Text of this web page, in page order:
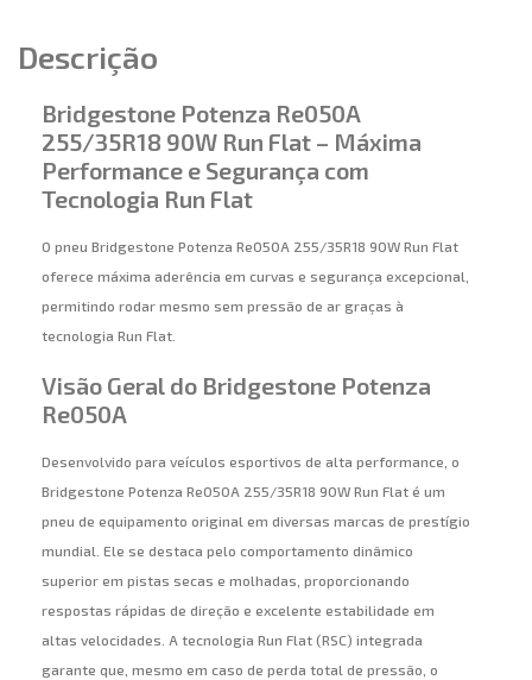
Descrição
Bridgestone Potenza Re050A
255/35R18 90W Run Flat – Máxima
Performance e Segurança com
Tecnologia Run Flat
O pneu Bridgestone Potenza Re050A 255/35R18 90W Run Flat
oferece máxima aderência em curvas e segurança excepcional,
permitindo rodar mesmo sem pressão de ar graças à
tecnologia Run Flat.
Visão Geral do Bridgestone Potenza
Re050A
Desenvolvido para veículos esportivos de alta performance, o
Bridgestone Potenza Re050A 255/35R18 90W Run Flat é um
pneu de equipamento original em diversas marcas de prestígio
mundial. Ele se destaca pelo comportamento dinâmico
superior em pistas secas e molhadas, proporcionando
respostas rápidas de direção e excelente estabilidade em
altas velocidades. A tecnologia Run Flat (RSC) integrada
garante que, mesmo em caso de perda total de pressão, o